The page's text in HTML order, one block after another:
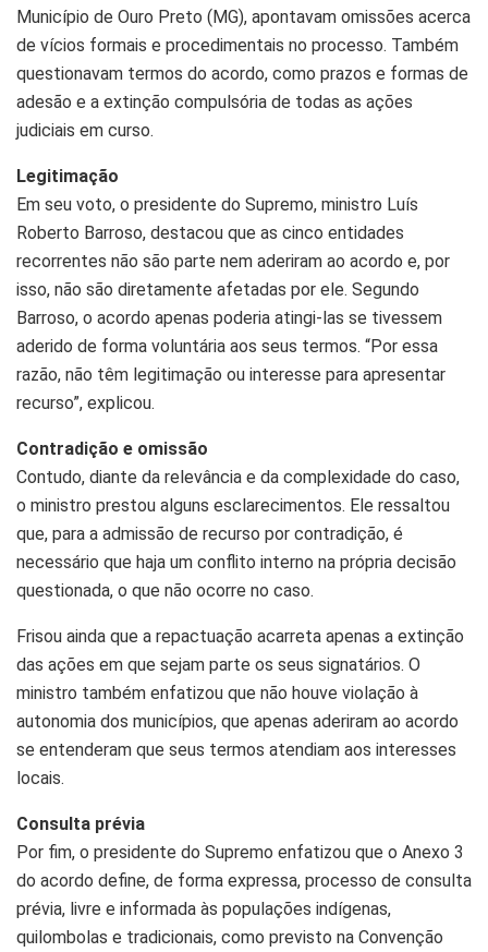
Município de Ouro Preto (MG), apontavam omissões acerca
de vícios formais e procedimentais no processo. Também
questionavam termos do acordo, como prazos e formas de
adesão e a extinção compulsória de todas as ações
judiciais em curso.
Legitimação
Em seu voto, o presidente do Supremo, ministro Luís
Roberto Barroso, destacou que as cinco entidades
recorrentes não são parte nem aderiram ao acordo e, por
isso, não são diretamente afetadas por ele. Segundo
Barroso, o acordo apenas poderia atingi-las se tivessem
aderido de forma voluntária aos seus termos. “Por essa
razão, não têm legitimação ou interesse para apresentar
recurso”, explicou.
Contradição e omissão
Contudo, diante da relevância e da complexidade do caso,
o ministro prestou alguns esclarecimentos. Ele ressaltou
que, para a admissão de recurso por contradição, é
necessário que haja um conflito interno na própria decisão
questionada, o que não ocorre no caso.
Frisou ainda que a repactuação acarreta apenas a extinção
das ações em que sejam parte os seus signatários. O
ministro também enfatizou que não houve violação à
autonomia dos municípios, que apenas aderiram ao acordo
se entenderam que seus termos atendiam aos interesses
locais.
Consulta prévia
Por fim, o presidente do Supremo enfatizou que o Anexo 3
do acordo define, de forma expressa, processo de consulta
prévia, livre e informada às populações indígenas,
quilombolas e tradicionais, como previsto na Convenção